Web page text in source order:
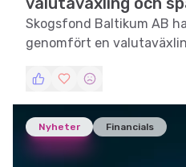
Skogsfond Baltikum AB
genomfört en
Nyheter Financials